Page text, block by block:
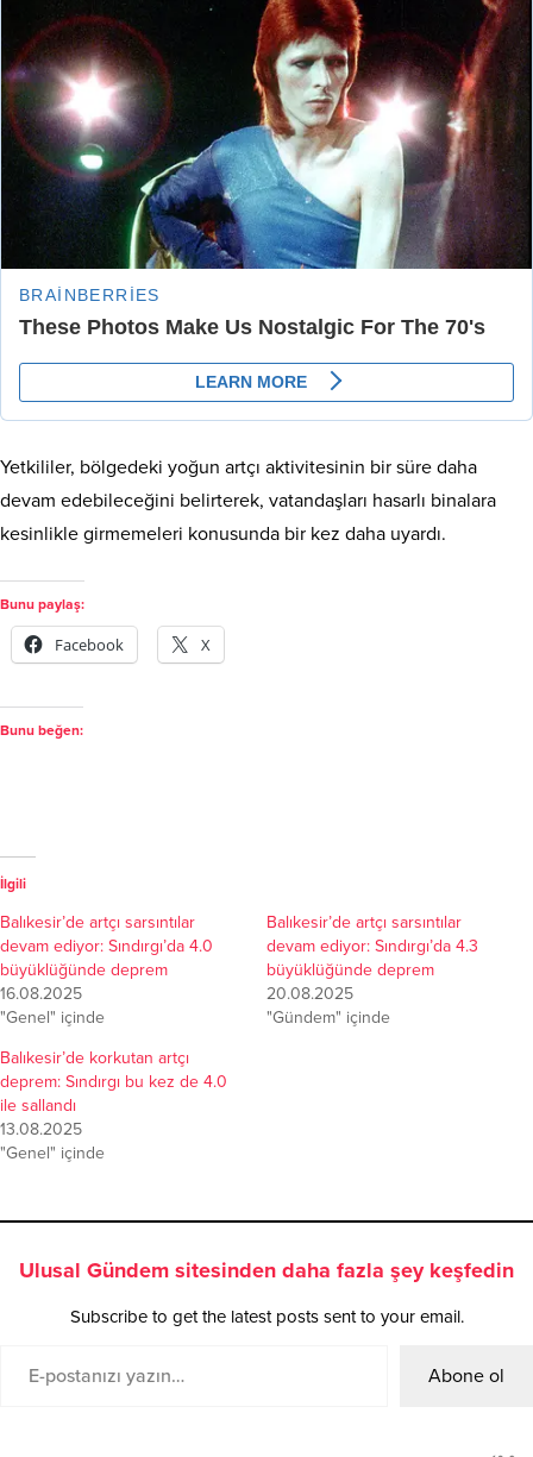
Yetkililer, bölgedeki yoğun artçı aktivitesinin bir süre daha
devam edebileceğini belirterek, vatandaşları hasarlı binalara
kesinlikle girmemeleri konusunda bir kez daha uyardı.
Bunu paylaş:
Facebook X
Bunu beğen:
İlgili
Balıkesir’de artçı sarsıntılar
devam ediyor: Sındırgı’da 4.0
büyüklüğünde deprem
16.08.2025
"Genel" içinde
Balıkesir’de artçı sarsıntılar
devam ediyor: Sındırgı’da 4.3
büyüklüğünde deprem
20.08.2025
"Gündem" içinde
Balıkesir’de korkutan artçı
deprem: Sındırgı bu kez de 4.0
ile sallandı
13.08.2025
"Genel" içinde
Ulusal Gündem sitesinden daha fazla şey keşfedin
Subscribe to get the latest posts sent to your email.
Abone ol